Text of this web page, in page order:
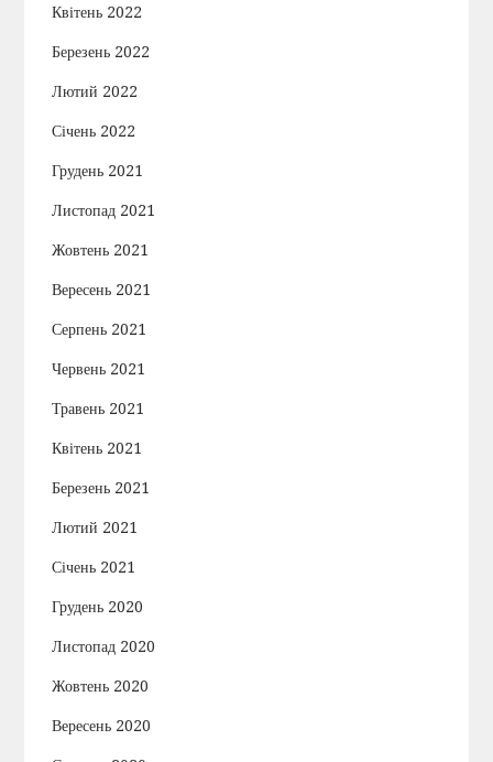
Квітень 2022
Березень 2022
Лютий 2022
Січень 2022
Грудень 2021
Листопад 2021
Жовтень 2021
Вересень 2021
Серпень 2021
Червень 2021
Травень 2021
Квітень 2021
Березень 2021
Лютий 2021
Січень 2021
Грудень 2020
Листопад 2020
Жовтень 2020
Вересень 2020